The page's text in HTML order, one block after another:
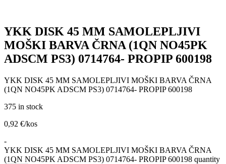
YKK DISK 45 MM SAMOLEPLJIVI
MOŠKI BARVA ČRNA (1QN NO45PK
ADSCM PS3) 0714764- PROPIP 600198
YKK DISK 45 MM SAMOLEPLJIVI MOŠKI BARVA ČRNA
(1QN NO45PK ADSCM PS3) 0714764- PROPIP 600198
375 in stock
0,92 €/kos
-
YKK DISK 45 MM SAMOLEPLJIVI MOŠKI BARVA ČRNA
(1QN NO45PK ADSCM PS3) 0714764- PROPIP 600198 quantity